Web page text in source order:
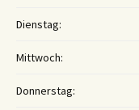
Dienstag:
Mittwoch:
Donnerstag: